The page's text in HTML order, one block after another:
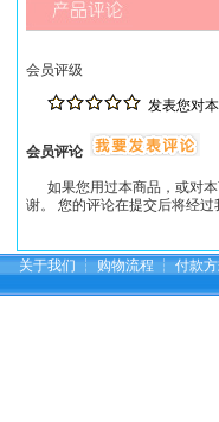
会员评级
发表您对
会员评论
如果您用过本商品，或对本
谢。 您的评论在提交后将经
关于我们 ┆ 购物流程 ┆ 付款